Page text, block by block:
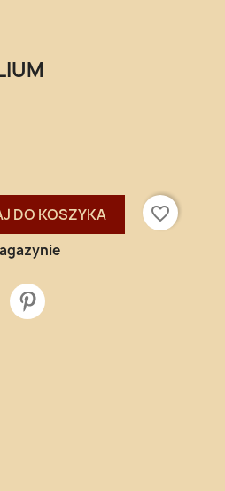
DO KOSZYKA
favorite_border